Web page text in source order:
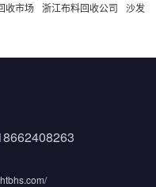
收市场 浙江布料回收公司
沙发